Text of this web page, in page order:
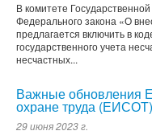
В комитете
Федерального закона «О
предлагается включить в
государственного учета
несчастных...
Важные обновления
охране труда (ЕИСОТ)
29 июня 2023 г.